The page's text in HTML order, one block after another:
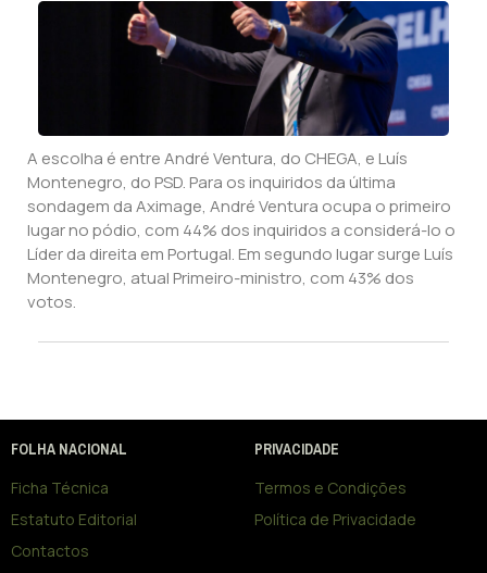
A escolha é entre André Ventura, do CHEGA, e Luís
Montenegro, do PSD. Para os inquiridos da última
sondagem da Aximage, André Ventura ocupa o primeiro
lugar no pódio, com 44% dos inquiridos a considerá-lo o
Líder da direita em Portugal. Em segundo lugar surge Luís
Montenegro, atual Primeiro-ministro, com 43% dos
votos.
FOLHA NACIONAL
Ficha Técnica
Estatuto Editorial
Contactos
PRIVACIDADE
Termos e Condições
Política de Privacidade